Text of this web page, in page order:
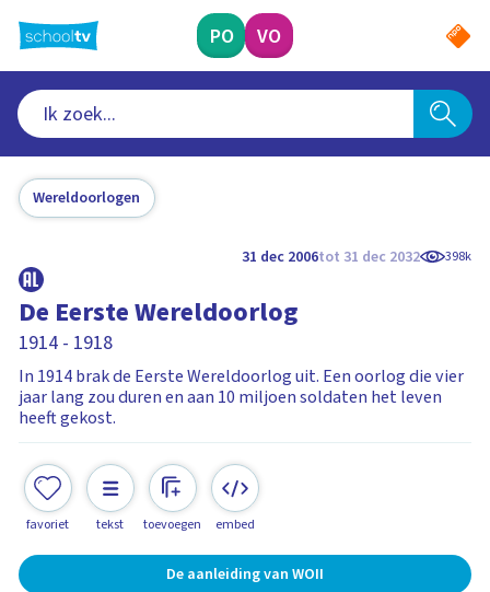
naar
hoofdinhoud
PO VO
Wereldoorlogen
31 dec 2006tot 31 dec 2032 398k
De Eerste Wereldoorlog
1914 - 1918
In 1914 brak de Eerste Wereldoorlog uit. Een oorlog die vier
jaar lang zou duren en aan 10 miljoen soldaten het leven
heeft gekost.
favoriet tekst toevoegen embed
De aanleiding van WOII